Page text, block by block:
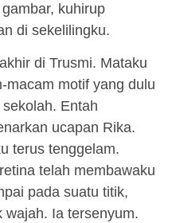
kuhirup
di sekelilingku.
di Trusmi. Mataku
macam motif yang dulu
Entah
ucapan Rika.
terus tenggelam.
telah membawaku
pada suatu titik,
wajah. Ia tersenyum.